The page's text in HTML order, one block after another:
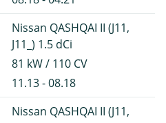
Nissan QASHQAI II (J11,
J11_) 1.5 dCi
81 kW / 110 CV
11.13 - 08.18
Nissan QASHQAI II (J11,